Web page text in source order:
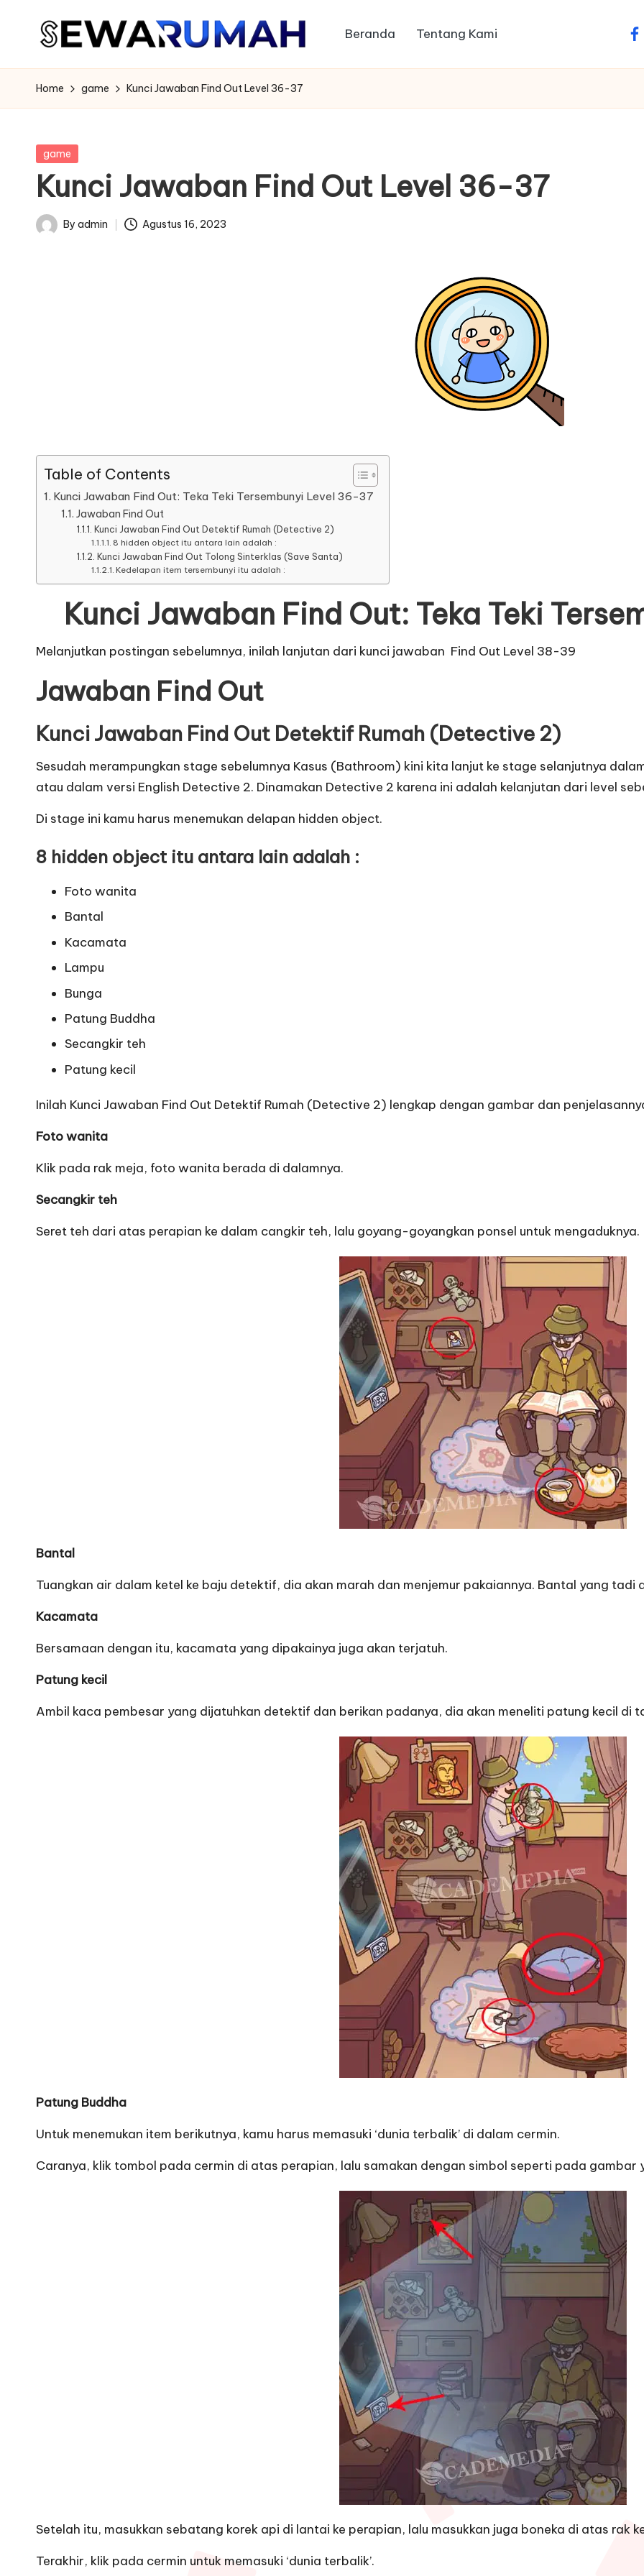
Beranda Tentang Kami
Home game Kunci Jawaban Find Out Level 36-37
Posted
game
Kunci Jawaban Find Out Level 36-37
Posted
By admin Agustus 16, 2023
Table of Contents
Kunci Jawaban Find Out: Teka Teki Tersembunyi Level 36-37
Jawaban Find Out
Kunci Jawaban Find Out Detektif Rumah (Detective 2)
8 hidden object itu antara lain adalah :
Kunci Jawaban Find Out Tolong Sinterklas (Save Santa)
Kedelapan item tersembunyi itu adalah :
Kunci Jawaban Find Out: Teka Teki
Melanjutkan postingan sebelumnya, inilah lanjutan dari kunci jawaban Find Out Level 38-39
Jawaban Find Out
Kunci Jawaban Find Out Detektif Rumah (Detective 2)
Sesudah merampungkan stage sebelumnya Kasus (Bathroom) kini kita lanjut ke stage selanjutnya
atau dalam versi English Detective 2. Dinamakan Detective 2 karena ini adalah kelanjutan dari level
Di stage ini kamu harus menemukan delapan hidden object.
8 hidden object itu antara lain adalah :
Foto wanita
Bantal
Kacamata
Lampu
Bunga
Patung Buddha
Secangkir teh
Patung kecil
Inilah Kunci Jawaban Find Out Detektif Rumah (Detective 2) lengkap dengan gambar dan
Foto wanita
Klik pada rak meja, foto wanita berada di dalamnya.
Secangkir teh
Seret teh dari atas perapian ke dalam cangkir teh, lalu goyang-goyangkan ponsel untuk mengaduknya.
Bantal
Tuangkan air dalam ketel ke baju detektif, dia akan marah dan menjemur pakaiannya. Bantal yang tadi
Kacamata
Bersamaan dengan itu, kacamata yang dipakainya juga akan terjatuh.
Patung kecil
Ambil kaca pembesar yang dijatuhkan detektif dan berikan padanya, dia akan meneliti patung kecil di
Patung Buddha
Untuk menemukan item berikutnya, kamu harus memasuki ‘dunia terbalik’ di dalam cermin.
Caranya, klik tombol pada cermin di atas perapian, lalu samakan dengan simbol seperti pada gambar
Setelah itu, masukkan sebatang korek api di lantai ke perapian, lalu masukkan juga boneka di atas rak
Terakhir, klik pada cermin untuk memasuki ‘dunia terbalik’.